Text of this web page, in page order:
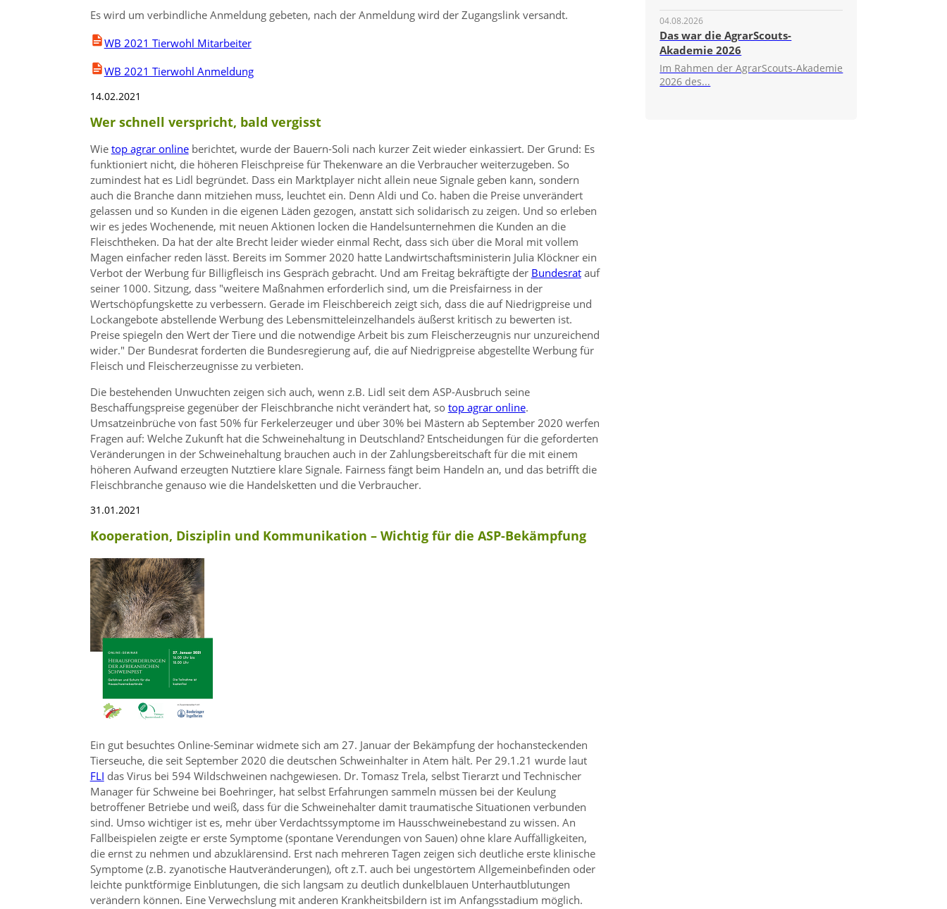
04.08.2026
Das war die AgrarScouts-
Akademie 2026
Im Rahmen der AgrarScouts-Akademie
2026 des...
Es wird um verbindliche Anmeldung gebeten, nach der Anmeldung wird der Zugangslink versandt.
WB 2021 Tierwohl Mitarbeiter
WB 2021 Tierwohl Anmeldung
14.02.2021
Wer schnell verspricht, bald vergisst
Wie top agrar onlineberichtet, wurde der Bauern-Soli nach kurzer Zeit wieder einkassiert. Der Grund: Es
funktioniert nicht, die höheren Fleischpreise für Thekenware an die Verbraucher weiterzugeben. So
zumindest hat es Lidl begründet. Dass ein Marktplayer nicht allein neue Signale geben kann, sondern
auch die Branche dann mitziehen muss, leuchtet ein. Denn Aldi und Co. haben die Preise unverändert
gelassen und so Kunden in die eigenen Läden gezogen, anstatt sich solidarisch zu zeigen. Und so erleben
wir es jedes Wochenende, mit neuen Aktionen locken die Handelsunternehmen die Kunden an die
Fleischtheken. Da hat der alte Brecht leider wieder einmal Recht, dass sich über die Moral mit vollem
Magen einfacher reden lässt. Bereits im Sommer 2020 hatte Landwirtschaftsministerin Julia Klöckner ein
Verbot der Werbung für Billigfleisch ins Gespräch gebracht. Und am Freitag bekräftigte der Bundesratauf
seiner 1000. Sitzung, dass weitere Maßnahmen erforderlich sind, um die Preisfairness in der
Wertschöpfungskette zu verbessern. Gerade im Fleischbereich zeigt sich, dass die auf Niedrigpreise und
Lockangebote abstellende Werbung des Lebensmitteleinzelhandels äußerst kritisch zu bewerten ist.
Preise spiegeln den Wert der Tiere und die notwendige Arbeit bis zum Fleischerzeugnis nur unzureichend
wider. Der Bundesrat forderten die Bundesregierung auf, die auf Niedrigpreise abgestellte Werbung für
Fleisch und Fleischerzeugnisse zu verbieten.
Die bestehenden Unwuchten zeigen sich auch, wenn z.B. Lidl seit dem ASP-Ausbruch seine
Beschaffungspreise gegenüber der Fleischbranche nicht verändert hat, so top agrar online.
Umsatzeinbrüche von fast 50% für Ferkelerzeuger und über 30% bei Mästern ab September 2020 werfen
Fragen auf: Welche Zukunft hat die Schweinehaltung in Deutschland? Entscheidungen für die geforderten
Veränderungen in der Schweinehaltung brauchen auch in der Zahlungsbereitschaft für die mit einem
höheren Aufwand erzeugten Nutztiere klare Signale. Fairness fängt beim Handeln an, und das betrifft die
Fleischbranche genauso wie die Handelsketten und die Verbraucher.
31.01.2021
Kooperation, Disziplin und Kommunikation – Wichtig für die ASP-Bekämpfung
Ein gut besuchtes Online-Seminar widmete sich am 27. Januar der Bekämpfung der hochansteckenden
Tierseuche, die seit September 2020 die deutschen Schweinhalter in Atem hält. Per 29.1.21 wurde laut
FLI das Virus bei 594 Wildschweinen nachgewiesen. Dr. Tomasz Trela, selbst Tierarzt und Technischer
Manager für Schweine bei Boehringer, hat selbst Erfahrungen sammeln müssen bei der Keulung
betroffener Betriebe und weiß, dass für die Schweinehalter damit traumatische Situationen verbunden
sind. Umso wichtiger ist es, mehr über Verdachtssymptome im Hausschweinebestand zu wissen. An
Fallbeispielen zeigte er erste Symptome (spontane Verendungen von Sauen) ohne klare Auffälligkeiten,
die ernst zu nehmen und abzuklärensind. Erst nach mehreren Tagen zeigen sich deutliche erste klinische
Symptome (z.B. zyanotische Hautveränderungen), oft z.T. auch bei ungestörtem Allgemeinbefinden oder
leichte punktförmige Einblutungen, die sich langsam zu deutlich dunkelblauen Unterhautblutungen
verändern können. Eine Verwechslung mit anderen Krankheitsbildern ist im Anfangsstadium möglich.